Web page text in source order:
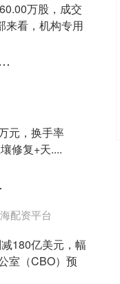
万股，成交
来看，机构专用
恒盈配资 中晟高科跌0.29%，成交额4664.86万元，近5日主力净流入-622.39万
元，换手率
修复+天....
骤降
配资平台
180亿美元，幅
室（CBO）预